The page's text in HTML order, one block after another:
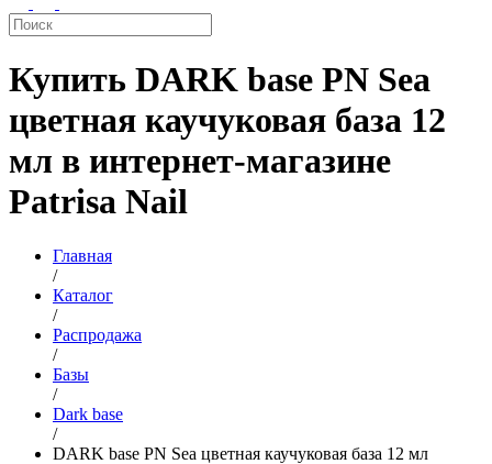
Купить DARK base PN Sea
цветная каучуковая база 12
мл в интернет-магазине
Patrisa Nail
Главная
/
Каталог
/
Распродажа
/
Базы
/
Dark base
/
DARK base PN Sea цветная каучуковая база 12 мл